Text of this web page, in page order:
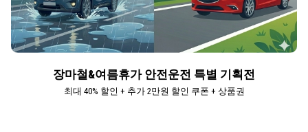
장마철&여름휴가 안전운전 특별 기획전
최대 40% 할인 + 추가 2만원 할인 쿠폰 + 상품권